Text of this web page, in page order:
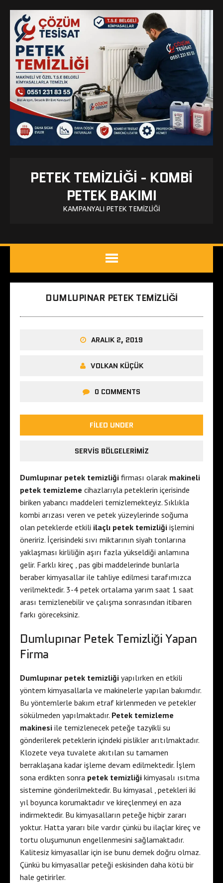
PETEK TEMIZLIĞI - KOMBI
PETEK BAKIMI
KAMPANYALI PETEK TEMIZLIĞI
DUMLUPINAR PETEK TEMIZLIĞI
ARALIK 2, 2019
VOLKAN KÜÇÜK
0 COMMENTS
FILED UNDER
SERVIS BÖLGELERIMIZ
Dumlupınar petek temizliği firması olarak makineli
petek temizleme cihazlarıyla peteklerin içerisinde
biriken yabancı maddeleri temizlemekteyiz. Sıklıkla
kombi arızası veren ve petek yüzeylerinde soğuma
olan peteklerde etkili ilaçlı petek temizliği işlemini
öneririz. İçerisindeki sıvı miktarının siyah tonlarına
yaklaşması kirliliğin aşırı fazla yükseldiği anlamına
gelir. Farklı kireç , pas gibi maddelerinde bunlarla
beraber kimyasallar ile tahliye edilmesi tarafımızca
verilmektedir. 3-4 petek ortalama yarım saat 1 saat
arası temizlenebilir ve çalışma sonrasından itibaren
farkı göreceksiniz.
Dumlupınar Petek Temizliği Yapan
Firma
Dumlupınar petek temizliği yapılırken en etkili
yöntem kimyasallarla ve makinelerle yapılan bakımdır.
Bu yöntemlerle bakım etraf kirlenmeden ve petekler
sökülmeden yapılmaktadır. Petek temizleme
makinesi ile temizlenecek peteğe tazyikli su
gönderilerek peteklerin içindeki pislikler arıtılmaktadır.
Klozete veya tuvalete akıtılan su tamamen
berraklaşana kadar işleme devam edilmektedir. İşlem
sona erdikten sonra petek temizliği kimyasalı ısıtma
sistemine gönderilmektedir. Bu kimyasal , petekleri iki
yıl boyunca korumaktadır ve kireçlenmeyi en aza
indirmektedir. Bu kimyasalların peteğe hiçbir zararı
yoktur. Hatta yararı bile vardır çünkü bu ilaçlar kireç ve
tortu oluşumunun engellenmesini sağlamaktadır.
Kalitesiz kimyasallar için ise bunu demek doğru olmaz.
Çünkü bu kimyasallar peteği eskisinden daha kötü bir
hale getirirler.